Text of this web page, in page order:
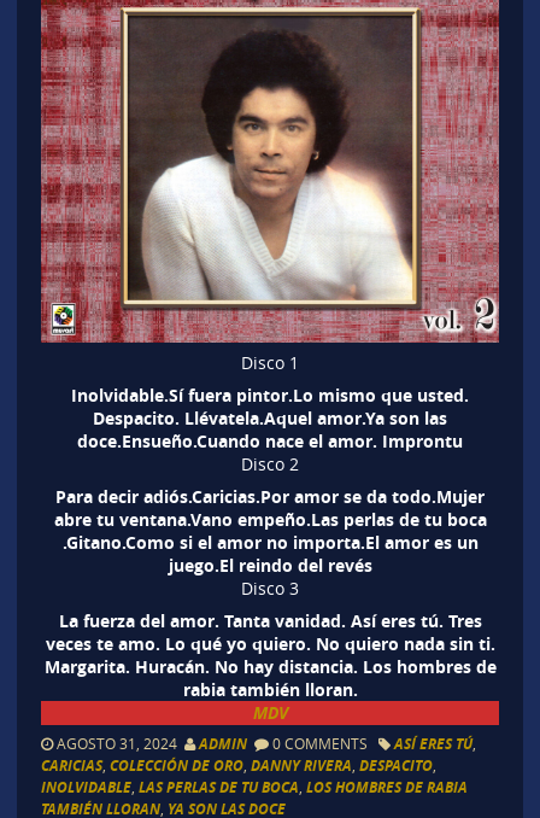
Disco 1
Inolvidable.Sí fuera pintor.Lo mismo que usted.
Despacito. Llévatela.Aquel amor.Ya son las
doce.Ensueño.Cuando nace el amor. Improntu
Disco 2
Para decir adiós.Caricias.Por amor se da todo.Mujer
abre tu ventana.Vano empeño.Las perlas de tu boca
.Gitano.Como si el amor no importa.El amor es un
juego.El reindo del revés
Disco 3
La fuerza del amor. Tanta vanidad. Así eres tú. Tres
veces te amo. Lo qué yo quiero. No quiero nada sin ti.
Margarita. Huracán. No hay distancia. Los hombres de
rabia también lloran.
MDV
AGOSTO 31, 2024 ADMIN 0 COMMENTS ASÍ ERES TÚ,
CARICIAS, COLECCIÓN DE ORO, DANNY RIVERA, DESPACITO,
INOLVIDABLE, LAS PERLAS DE TU BOCA, LOS HOMBRES DE RABIA
TAMBIÉN LLORAN, YA SON LAS DOCE